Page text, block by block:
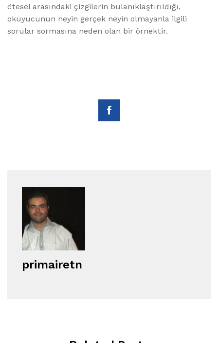
ötesel arasındaki çizgilerin bulanıklaştırıldığı,
okuyucunun neyin gerçek neyin olmayanla ilgili
sorular sormasına neden olan bir örnektir.
primairetn